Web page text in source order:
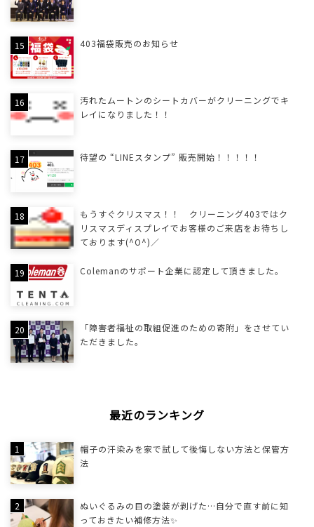
403福袋販売のお知らせ
汚れたムートンのシートカバーがクリーニングでキ
レイになりました！！
待望の “LINEスタンプ” 販売開始！！！！！
もうすぐクリスマス！！ クリーニング403ではク
リスマスディスプレイでお客様のご来店をお待ちし
ております(^O^)／
Colemanのサポート企業に認定して頂きました。
「障害者福祉の取組促進のための寄附」をさせてい
ただきました。
最近のランキング
帽子の汗染みを家で試して後悔しない方法と保管方
法
ぬいぐるみの目の塗装が剥げた…自分で直す前に知
っておきたい補修方法✨